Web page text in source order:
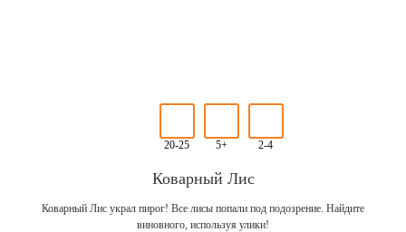
20-25 5+ 2-4
Коварный Лис
Коварный Лис украл пирог! Все лисы попали под подозрение. Найдите
виновного, используя улики!